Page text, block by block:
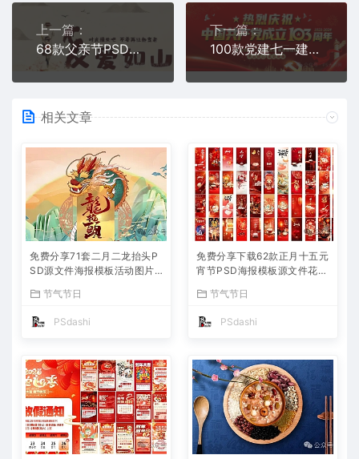
上一篇：
68款父亲节PSD海报模板素材免费分享下载文案地产图片高级感背景图库卡通免抠图文字幼儿园公司企业宣传节日网站合集朋友圈平面设计师
下一篇：
100款党建七一建党节红色演讲背景PSD海报模板PS平面设计师板报宣传展板免费分享下载打包合集库底图KT板社区广场宣传公开布告栏
相关文章
免费分享71套二月二龙抬头P
SD源文件海报模板活动图片
广告PS大师网高清合集中国
传统节日平面设计宣传
节气节日
PSdashi
免费分享下载62款正月十五元
宵节PSD海报模板源文件花灯
春节氛围喜庆背景设计素材公
司企业朋友圈吃汤圆
节气节日
PSdashi